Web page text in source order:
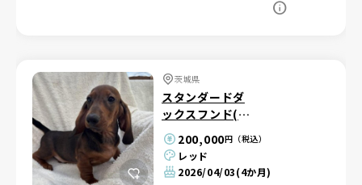
茨城県
スタンダードダ
ックスフンド(ス
ムース)200,000円（税込）
レッド
2026/04/03(4か月)